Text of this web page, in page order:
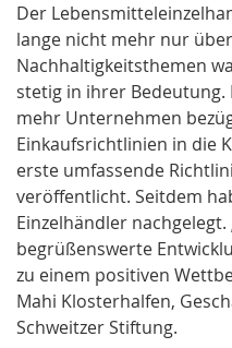
Der
lange nicht mehr nur
Nachhaltigkeitsthemen
stetig in ihrer Bedeutung.
mehr Unternehmen
Einkaufsrichtlinien in die
erste umfassende
veröffentlicht. Seitdem
Einzelhändler nachgelegt.
begrüßenswerte
zu einem positiven
Mahi Klosterhalfen,
Schweitzer Stiftung.